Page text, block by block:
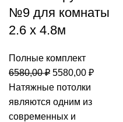
№9 для комнаты
2.6 х 4.8м
Полные комплект
6580,00₽ Первоначальная
цена
составляла
6580,00 ₽.
5580,00 ₽
Натяжные потолки
являются одним из
современных и